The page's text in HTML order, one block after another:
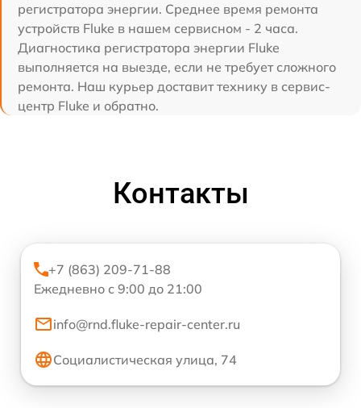
регистратора энергии. Среднее время ремонта
устройств Fluke в нашем сервисном - 2 часа.
Диагностика регистратора энергии Fluke
выполняется на выезде, если не требует сложного
ремонта. Наш курьер доставит технику в сервис-
центр Fluke и обратно.
Контакты
+7 (863) 209-71-88
Ежедневно с 9:00 до 21:00
info@rnd.fluke-repair-center.ru
Социалистическая улица, 74